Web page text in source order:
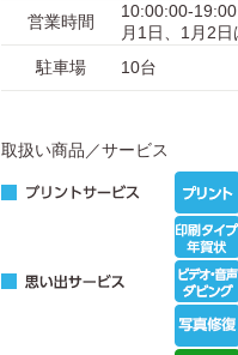
営業時間
10:00:00-
月1日、1月2
駐車場
10台
取扱い商品／サービス